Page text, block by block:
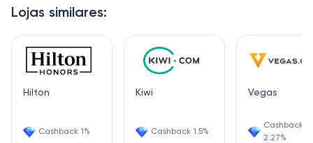
Lojas similares:
Hilton
Cashback 1%
Kiwi
Cashback 1.5%
Vegas
Cashback
2.27%